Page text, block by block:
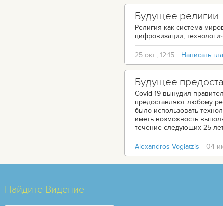
Будущее религии
Религия как система
цифровизации,
25 окт., 12:15 Написать
Будущее
Covid-19 вынудил
предоставляют любому
было использовать
иметь возможность
течение следующих 25
Alexandros Vogiatzis 04
Найдите Видение